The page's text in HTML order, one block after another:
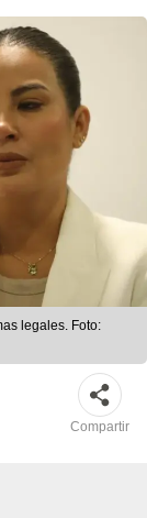
legales. Foto:
Compartir